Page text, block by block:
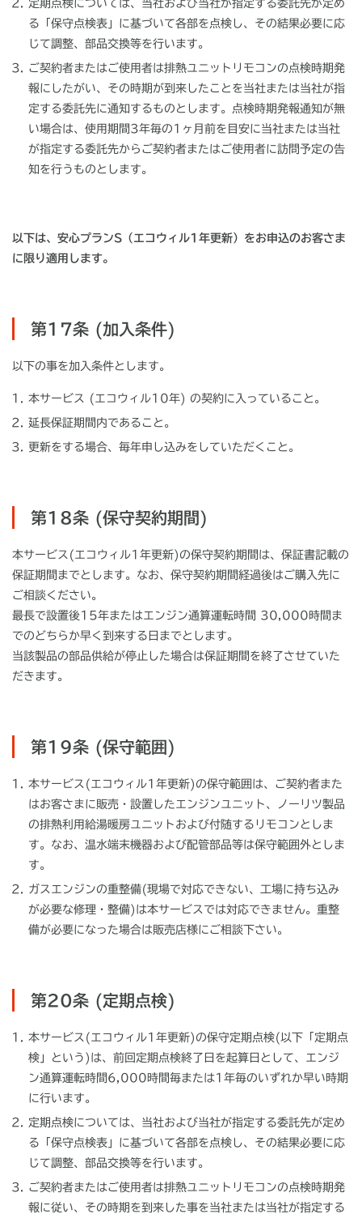
定期点検については、当社および当社が指定する委託先が定め
る「保守点検表」に基づいて各部を点検し、その結果必要に応
じて調整、部品交換等を行います。
ご契約者またはご使用者は排熱ユニットリモコンの点検時期発
報にしたがい、その時期が到来したことを当社または当社が指
定する委託先に通知するものとします。点検時期発報通知が無
い場合は、使用期間3年毎の1ヶ月前を目安に当社または当社
が指定する委託先からご契約者またはご使用者に訪問予定の告
知を行うものとします。
以下は、安心プランS（エコウィル1年更新）をお申込のお客さま
に限り適用します。
第17条 (加入条件)
以下の事を加入条件とします。
本サービス (エコウィル10年) の契約に入っていること。
延長保証期間内であること。
更新をする場合、毎年申し込みをしていただくこと。
第18条 (保守契約期間)
本サービス(エコウィル1年更新)の保守契約期間は、保証書記載の
保証期間までとします。なお、保守契約期間経過後はご購入先に
ご相談ください。
最長で設置後15年またはエンジン通算運転時間 30,000時間ま
でのどちらか早く到来する日までとします。
当該製品の部品供給が停止した場合は保証期間を終了させていた
だきます。
第19条 (保守範囲)
本サービス(エコウィル1年更新)の保守範囲は、ご契約者また
はお客さまに販売・設置したエンジンユニット、ノーリツ製品
の排熱利用給湯暖房ユニットおよび付随するリモコンとしま
す。なお、温水端末機器および配管部品等は保守範囲外としま
す。
ガスエンジンの重整備(現場で対応できない、工場に持ち込み
が必要な修理・整備)は本サービスでは対応できません。重整
備が必要になった場合は販売店様にご相談下さい。
第20条 (定期点検)
本サービス(エコウィル1年更新)の保守定期点検(以下「定期点
検」という)は、前回定期点検終了日を起算日として、エンジ
ン通算運転時間6,000時間毎または1年毎のいずれか早い時期
に行います。
定期点検については、当社および当社が指定する委託先が定め
る「保守点検表」に基づいて各部を点検し、その結果必要に応
じて調整、部品交換等を行います。
ご契約者またはご使用者は排熱ユニットリモコンの点検時期発
報に従い、その時期を到来した事を当社または当社が指定する